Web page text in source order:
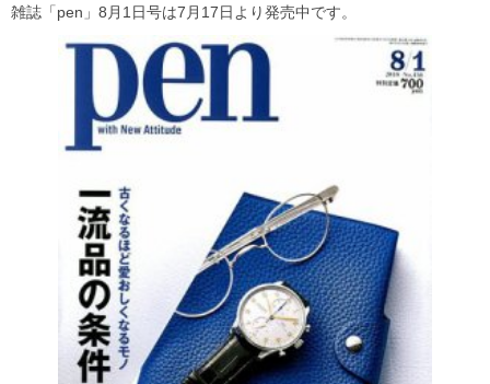
雑誌「pen」8月1日号は7月17日より発売中です。